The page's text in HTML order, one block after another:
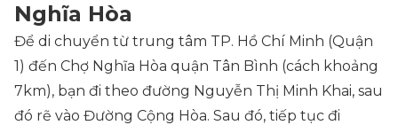
Nghĩa Hòa
Để di chuyển từ trung tâm TP. Hồ Chí Minh (Quận
1) đến Chợ Nghĩa Hòa quận Tân Bình (cách khoảng
7km), bạn đi theo đường Nguyễn Thị Minh Khai, sau
đó rẽ vào Đường Cộng Hòa. Sau đó, tiếp tục đi